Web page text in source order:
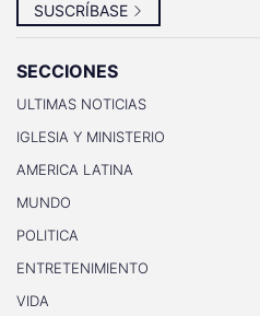
SUSCRÍBASE
SECCIONES
ULTIMAS NOTICIAS
IGLESIA Y MINISTERIO
AMERICA LATINA
MUNDO
POLITICA
ENTRETENIMIENTO
VIDA